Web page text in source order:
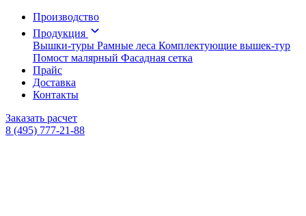
Производство
Продукция
Вышки-туры Рамные леса Комплектующие вышек-тур
Помост малярный Фасадная сетка
Прайс
Доставка
Контакты
Заказать расчет
8 (495) 777-21-88